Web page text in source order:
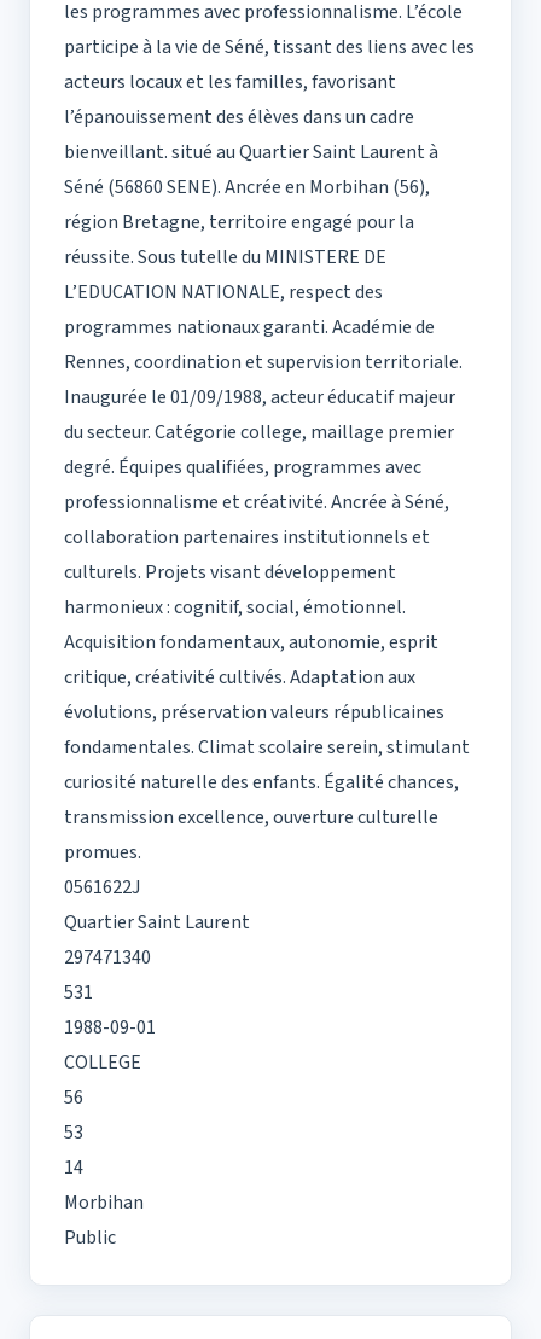
les programmes avec professionnalisme. L’école
participe à la vie de Séné, tissant des liens avec les
acteurs locaux et les familles, favorisant
l’épanouissement des élèves dans un cadre
bienveillant. situé au Quartier Saint Laurent à
Séné (56860 SENE). Ancrée en Morbihan (56),
région Bretagne, territoire engagé pour la
réussite. Sous tutelle du MINISTERE DE
L’EDUCATION NATIONALE, respect des
programmes nationaux garanti. Académie de
Rennes, coordination et supervision territoriale.
Inaugurée le 01/09/1988, acteur éducatif majeur
du secteur. Catégorie college, maillage premier
degré. Équipes qualifiées, programmes avec
professionnalisme et créativité. Ancrée à Séné,
collaboration partenaires institutionnels et
culturels. Projets visant développement
harmonieux : cognitif, social, émotionnel.
Acquisition fondamentaux, autonomie, esprit
critique, créativité cultivés. Adaptation aux
évolutions, préservation valeurs républicaines
fondamentales. Climat scolaire serein, stimulant
curiosité naturelle des enfants. Égalité chances,
transmission excellence, ouverture culturelle
promues.
0561622J
Quartier Saint Laurent
297471340
531
1988-09-01
COLLEGE
56
53
14
Morbihan
Public